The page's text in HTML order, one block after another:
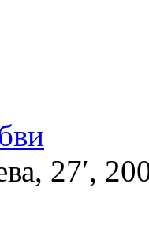
27′,